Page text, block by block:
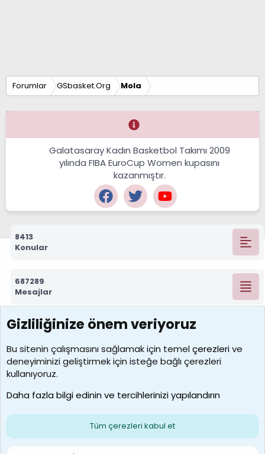
Forumlar GSbasket.Org Mola
Galatasaray Kadın Basketbol Takımı 2009
yılında FIBA EuroCup Women kupasını
kazanmıştır.
8413
Konular
687289
Mesajlar
7390
Kullanıcılar
MosesBrownHayranı
Son üye
Çerezler
S
Gizliliğinize önem veriyoruz
Bu sitenin çalışmasını sağlamak için temelçerezlerive
deneyiminizi geliştirmek için isteğe bağlı çerezleri
kullanıyoruz.
Daha fazla bilgi edinin ve tercihlerinizi yapılandırın
Tüm çerezleri kabul et